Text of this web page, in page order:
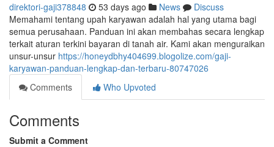
direktori-gaji378848 53 days ago News
Discuss
Memahami tentang upah karyawan adalah hal yang utama bagi
semua perusahaan. Panduan ini akan membahas secara lengkap
terkait aturan terkini bayaran di tanah air. Kami akan menguraikan
unsur-unsur https://honeydbhy404699.blogolize.com/gaji-
karyawan-panduan-lengkap-dan-terbaru-80747026
Comments
Who Upvoted
Comments
Submit a Comment